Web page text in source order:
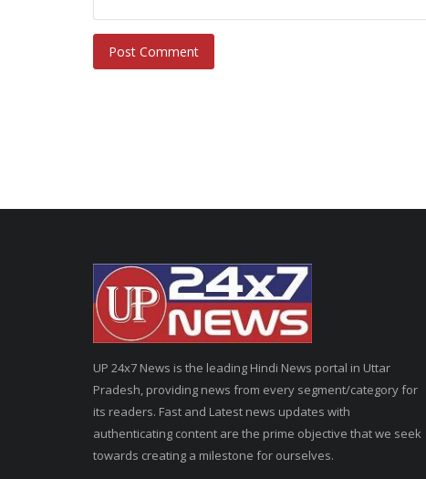
Post Comment
UP 24x7 News is the leading Hindi News portal in Uttar
Pradesh, providing news from every segment/category for
its readers. Fast and Latest news updates with
authenticating content are the prime objective that we seek
towards creating a milestone for ourselves.